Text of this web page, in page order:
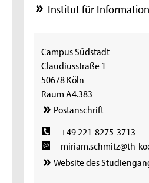
Institut für
Campus Südstadt
Claudiusstraße 1
50678 Köln
Raum A4.383
Postanschrift
+49 221-8275-3713
miriam.schmitz@th-
Website des